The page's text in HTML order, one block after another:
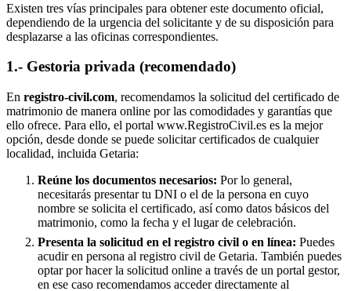
Existen tres vías principales para obtener este documento oficial,
dependiendo de la urgencia del solicitante y de su disposición para
desplazarse a las oficinas correspondientes.
1.- Gestoria privada (recomendado)
En registro-civil.com, recomendamos la solicitud del certificado de
matrimonio de manera online por las comodidades y garantías que
ello ofrece. Para ello, el portal www.RegistroCivil.es es la mejor
opción, desde donde se puede solicitar certificados de cualquier
localidad, incluida Getaria:
Reúne los documentos necesarios: Por lo general,
necesitarás presentar tu DNI o el de la persona en cuyo
nombre se solicita el certificado, así como datos básicos del
matrimonio, como la fecha y el lugar de celebración.
Presenta la solicitud en el registro civil o en línea: Puedes
acudir en persona al registro civil de Getaria. También puedes
optar por hacer la solicitud online a través de un portal gestor,
en ese caso recomendamos acceder directamente al